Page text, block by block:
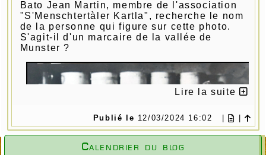
Calendrier du blog
Bato Jean Martin, membre de l'association
"S'Menschtertàler Kartla", recherche le nom
de la personne qui figure sur cette photo.
S'agit-il d'un marcaire de la vallée de
Munster ?
Lire la suite
Publié le 12/03/2024 16:02